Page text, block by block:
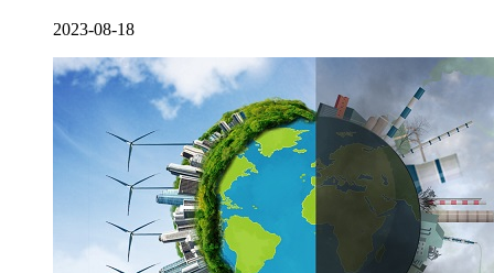
2023-08-18